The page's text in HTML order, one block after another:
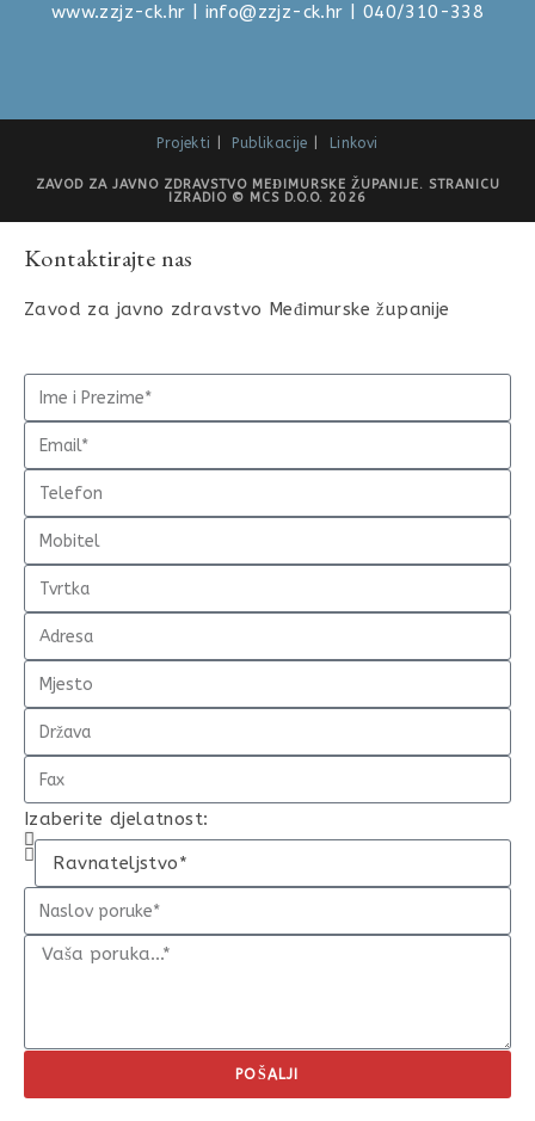
www.zzjz-ck.hr info@zzjz-ck.hr | 040/310-338
Projekti Publikacije Linkovi
ZAVOD ZA JAVNO ZDRAVSTVO MEĐIMURSKE ŽUPANIJE. STRANICU
IZRADIO © MCS D.O.O. 2026
Kontaktirajte nas
Zavod za javno zdravstvo Međimurske županije
Izaberite djelatnost:
POŠALJI